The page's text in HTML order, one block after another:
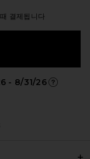
결제됩니다
- 8/31/26